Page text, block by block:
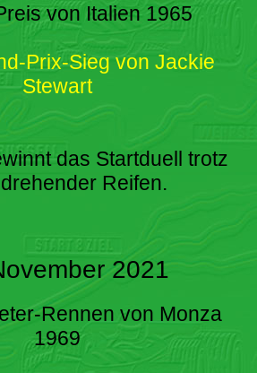
von Italien 1965
Prix-Sieg von Jackie
Stewart
das Startduell trotz
Reifen.
2021
Rennen von Monza
1969